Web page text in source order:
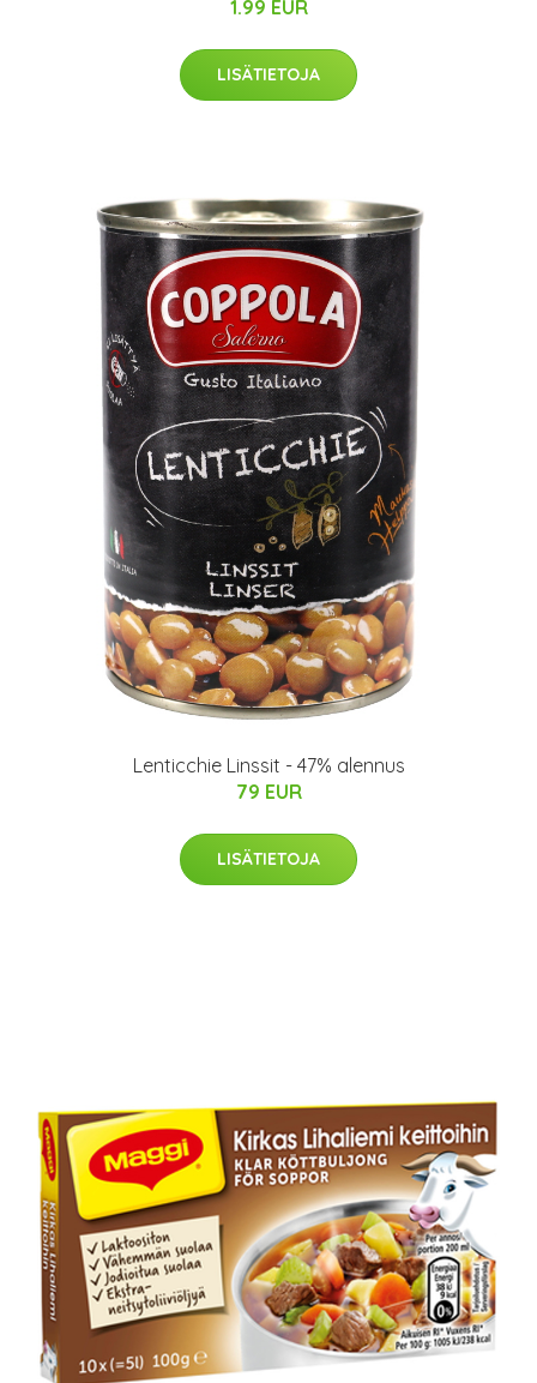
1.99 EUR
LISÄTIETOJA
Lenticchie Linssit - 47% alennus
79 EUR
LISÄTIETOJA